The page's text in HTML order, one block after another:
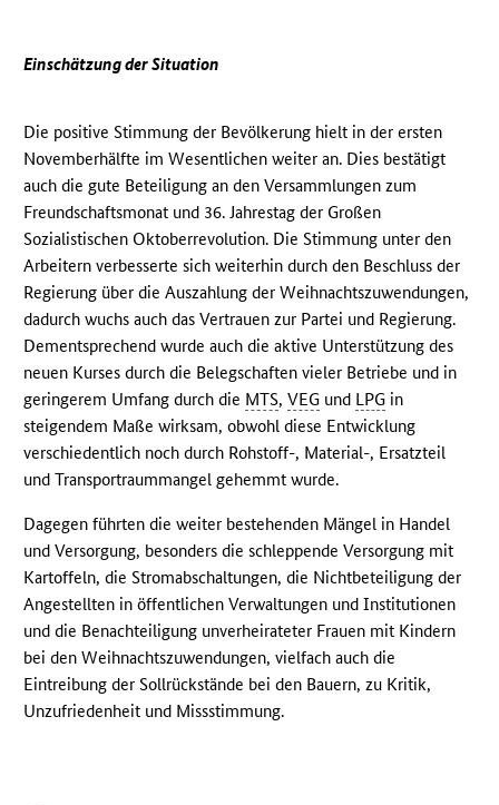
Einschätzung der Situation
Die positive Stimmung der Bevölkerung hielt in der ersten
Novemberhälfte im Wesentlichen weiter an. Dies bestätigt
auch die gute Beteiligung an den Versammlungen zum
Freundschaftsmonat und 36. Jahrestag der Großen
Sozialistischen Oktoberrevolution. Die Stimmung unter den
Arbeitern verbesserte sich weiterhin durch den Beschluss der
Regierung über die Auszahlung der Weihnachtszuwendungen,
dadurch wuchs auch das Vertrauen zur Partei und Regierung.
Dementsprechend wurde auch die aktive Unterstützung des
neuen Kurses durch die Belegschaften vieler Betriebe und in
geringerem Umfang durch die MTS,VEG und LPG in
steigendem Maße wirksam, obwohl diese Entwicklung
verschiedentlich noch durch Rohstoff-, Material-, Ersatzteil
und Transportraummangel gehemmt wurde.
Dagegen führten die weiter bestehenden Mängel in Handel
und Versorgung, besonders die schleppende Versorgung mit
Kartoffeln, die Stromabschaltungen, die Nichtbeteiligung der
Angestellten in öffentlichen Verwaltungen und Institutionen
und die Benachteiligung unverheirateter Frauen mit Kindern
bei den Weihnachtszuwendungen, vielfach auch die
Eintreibung der Sollrückstände bei den Bauern, zu Kritik,
Unzufriedenheit und Missstimmung.